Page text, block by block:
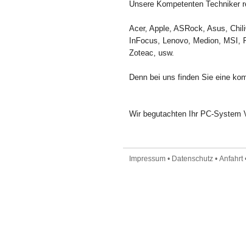
Unsere Kompetenten Techniker
Acer, Apple, ASRock, Asus,
InFocus, Lenovo, Medion, MSI,
Zoteac, usw.
Denn bei uns finden Sie eine
Wir begutachten Ihr PC-System
Impressum • Datenschutz • Anfahrt